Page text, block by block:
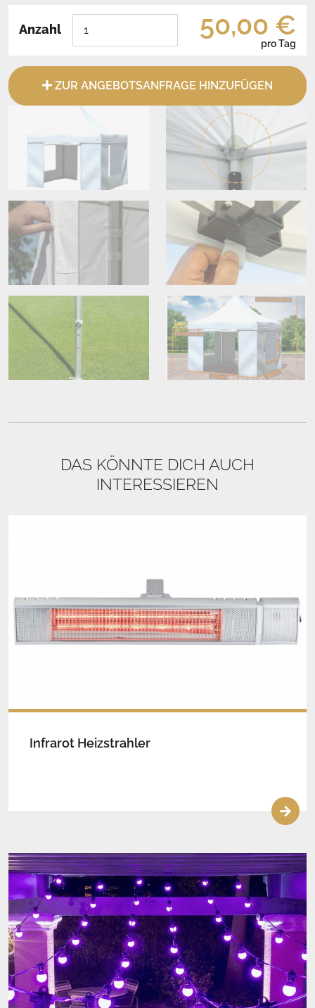
Anzahl 50,00 €
pro Tag
ZUR ANGEBOTSANFRAGE HINZUFÜGEN
DAS KÖNNTE DICH AUCH
INTERESSIEREN
Infrarot Heizstrahler